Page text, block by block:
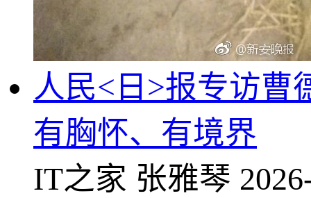
人民<日>报专访曹
有胸怀、有境界
IT之家 张雅琴